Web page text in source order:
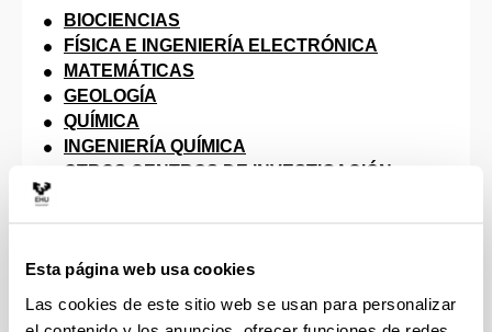
Esta página web usa cookies
Las cookies de este sitio web se usan para personalizar
BIOCIENCIAS
FÍSICA E INGENIERÍA ELECTRÓNICA
MATEMÁTICAS
GEOLOGÍA
QUÍMICA
INGENIERÍA QUÍMICA
OTROS CENTROS DE INVESTIGACIÓN
Vídeos Comunicaciones Orales
BIOCIENCIAS
Asier Larrea. “Characterization of six novel ApoE